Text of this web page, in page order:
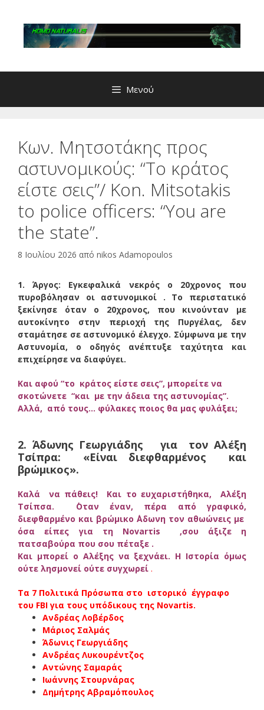
περιεχόμενο
Μενού
Κων. Μητσοτάκης προς
αστυνομικούς: “Το κράτος
είστε σεις”/ Kon. Mitsotakis
to police officers: “You are
the state”.
8 Ιουλίου 2026 από nikos Adamopoulos
1. Άργος: Εγκεφαλικά νεκρός ο 20χρονος που
πυροβόλησαν οι αστυνομικοί . Το περιστατικό
ξεκίνησε όταν ο 20χρονος, που κινούνταν με
αυτοκίνητο στην περιοχή της Πυργέλας, δεν
σταμάτησε σε αστυνομικό έλεγχο. Σύμφωνα με την
Αστυνομία, ο οδηγός ανέπτυξε ταχύτητα και
επιχείρησε να διαφύγει.
Και αφού “το κράτος είστε σεις”, μπορείτε να
σκοτώνετε “και με την άδεια της αστυνομίας”.
Αλλά, από τους… φύλακες ποιος θα μας φυλάξει;
2. Άδωνης Γεωργιάδης για τον Αλέξη
Τσίπρα: «Είναι διεφθαρμένος και
βρώμικος».
Καλά να πάθεις! Και το ευχαριστήθηκα, Αλέξη
Τσίπσα. ΄Οταν έναν, πέρα από γραφικό,
διεφθαρμένο και βρώμικο ΄Αδωνη τον αθωώνεις με
όσα είπες για τη Novarτis ,σου άξιζε η
πατσαβούρα που σου πέταξε .
Και μπορεί ο Αλέξης να ξεχνάει. Η Ιστορία όμως
ούτε λησμονεί ούτε συγχωρεί .
Τα 7 Πολιτικά Πρόσωπα στο ιστορικό έγγραφο
του FBI για τους υπόδικους της Novartis.
Ανδρέας Λοβέρδος
Μάριος Σαλμάς
Άδωνις Γεωργιάδης
Ανδρέας Λυκουρέντζος
Αντώνης Σαμαράς
Ιωάννης Στουρνάρας
Δημήτρης Αβραμόπουλος